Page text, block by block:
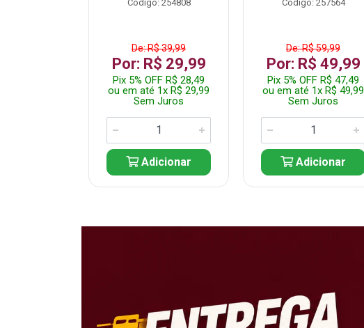
Código: 254808
De: R$ 39,99
Por: R$ 29,99
Pix 5% OFF R$ 28,49
ou em até 1x R$ 29,99
Sem Juros
Adicionar
Código: 257564
De: R$ 59,99
Por: R$ 49,99
Pix 5% OFF R$ 47,49
ou em até 1x R$ 49,99
Sem Juros
Adicionar